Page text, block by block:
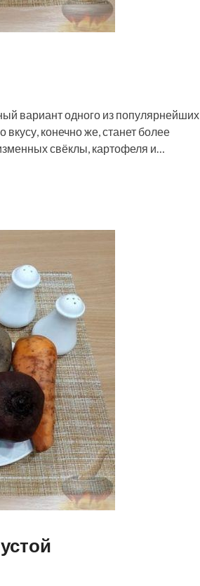
вариант одного из популярнейших
конечно же, станет более
свёклы, картофеля и…